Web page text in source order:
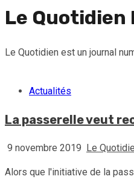
Le Quotidien
Le Quotidien est un journal
Actualités
La passerelle veut
9 novembre 2019 Le
Alors que l'initiative de la